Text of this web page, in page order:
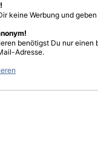
keine Werbung und
benötigst Du nur einen
Adresse.